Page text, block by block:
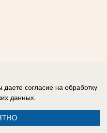
согласие на обработку
данных.